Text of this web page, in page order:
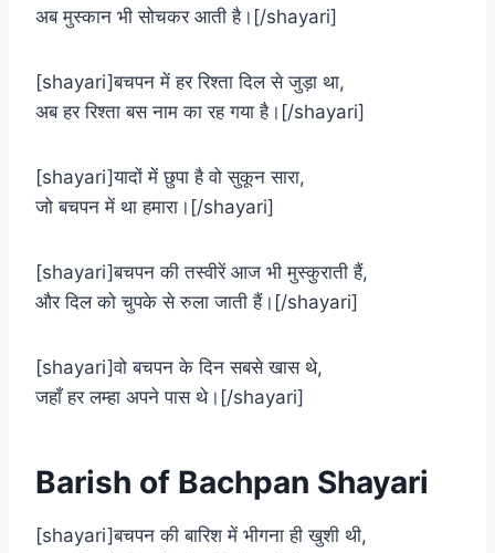
अब मुस्कान भी सोचकर आती है।[/shayari]
[shayari]बचपन में हर रिश्ता दिल से जुड़ा था,
अब हर रिश्ता बस नाम का रह गया है।[/shayari]
[shayari]यादों में छुपा है वो सुकून सारा,
जो बचपन में था हमारा।[/shayari]
[shayari]बचपन की तस्वीरें आज भी मुस्कुराती हैं,
और दिल को चुपके से रुला जाती हैं।[/shayari]
[shayari]वो बचपन के दिन सबसे खास थे,
जहाँ हर लम्हा अपने पास थे।[/shayari]
Barish of Bachpan Shayari
[shayari]बचपन की बारिश में भीगना ही खुशी थी,